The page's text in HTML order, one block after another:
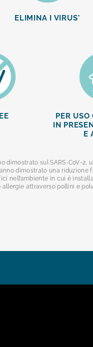
ELIMINA I VIRUS*
PER
IN
E
dimostrato sul SARS-CoV-
dimostrato una
nell’ambiente in cui è
attraverso pollini e